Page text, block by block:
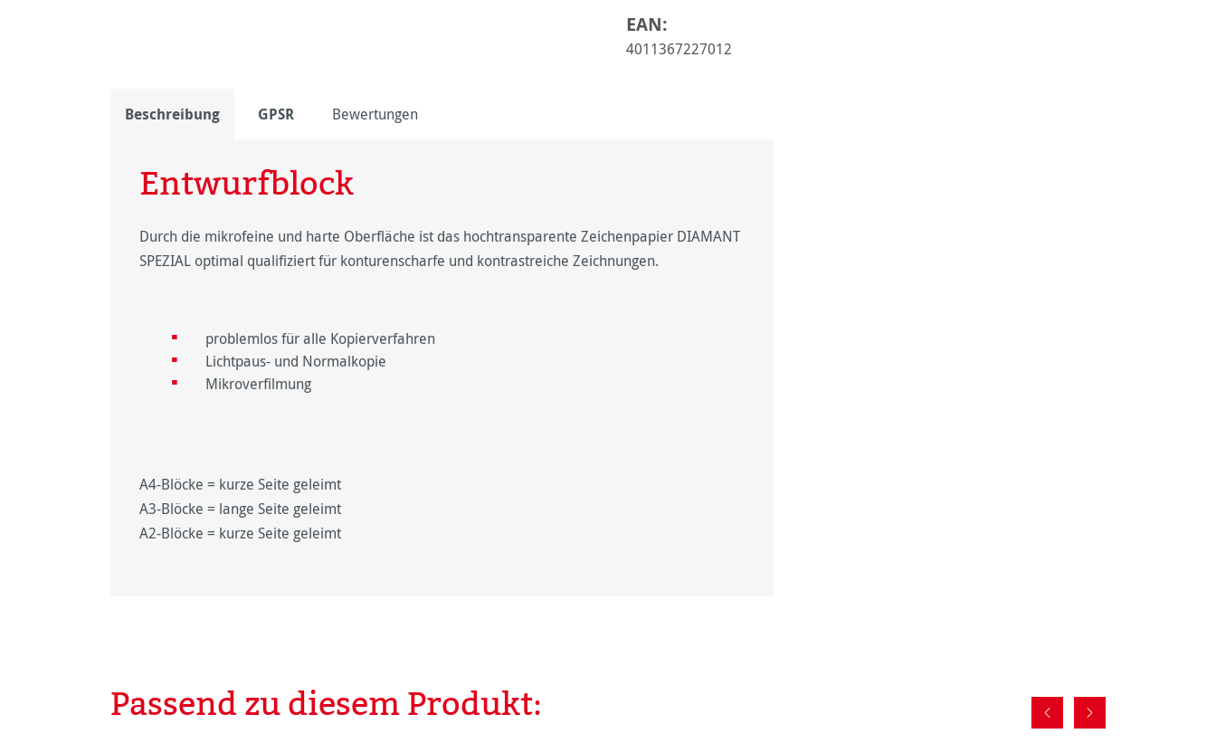
EAN:
4011367227012
Beschreibung GPSR Bewertungen
Entwurfblock
Durch die mikrofeine und harte Oberfläche ist das hochtransparente Zeichenpapier DIAMANT
SPEZIAL optimal qualifiziert für konturenscharfe und kontrastreiche Zeichnungen.
problemlos für alle Kopierverfahren
Lichtpaus- und Normalkopie
Mikroverfilmung
A4-Blöcke = kurze Seite geleimt
A3-Blöcke = lange Seite geleimt
A2-Blöcke = kurze Seite geleimt
Produktgalerie überspringen
Passend zu diesem Produkt: